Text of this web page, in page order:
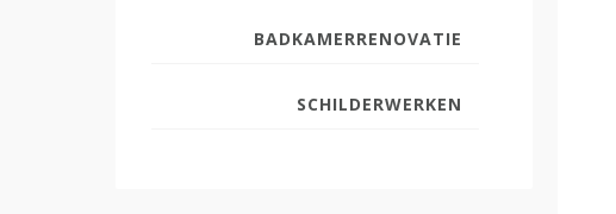
BADKAMERRENOVATIE
SCHILDERWERKEN